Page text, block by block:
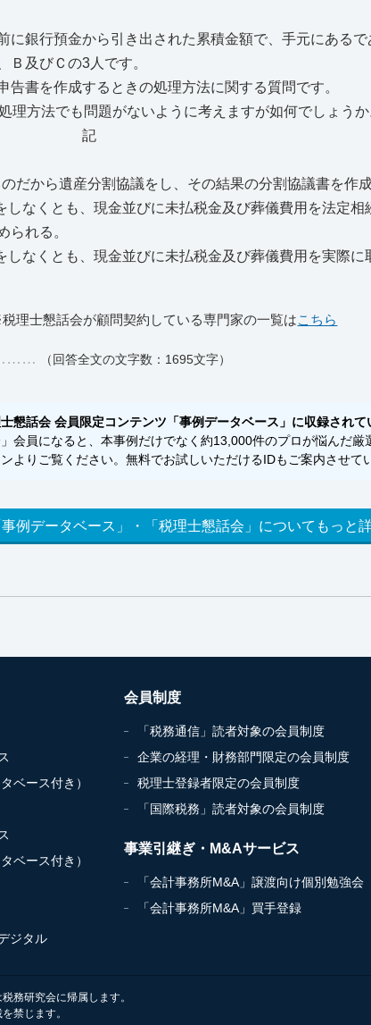
銀行預金から引き出された累積金額で、手元にあるで
及びＣの3人です。
告書を作成するときの処理方法に関する質問です。
方法でも問題がないように考えますが如何でしょう
だから遺産分割協議をし、その結果の分割協議書を作
なくとも、現金並びに未払税金及び葬儀費用を法定相
られる。
なくとも、現金並びに未払税金及び葬儀費用を実際に
理士懇話会が顧問契約している専門家の一覧はこちら
……… （回答全文の文字数：1695文字）
懇話会 会員限定コンテンツ「事例データベース」に収録されて
」会員になると、本事例だけでなく約13,000件のプロが悩んだ
よりご覧ください。無料でお試しいただけるIDもご案内させて
事例データベース」・「税理士懇話会」についてもっと
ベース付き）
ベース付き）
ジタル
会員制度
「税務通信」読者対象の会員制度
企業の経理・財務部門限定の会員制度
税理士登録者限定の会員制度
「国際税務」読者対象の会員制度
事業引継ぎ・M&Aサービス
「会計事務所M&A」譲渡向け個別勉強会
「会計事務所M&A」買手登録
務研究会に帰属します。
禁じます。